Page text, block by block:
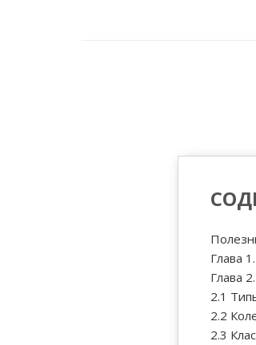
Глава
Глава
2.1
2.2
2.3